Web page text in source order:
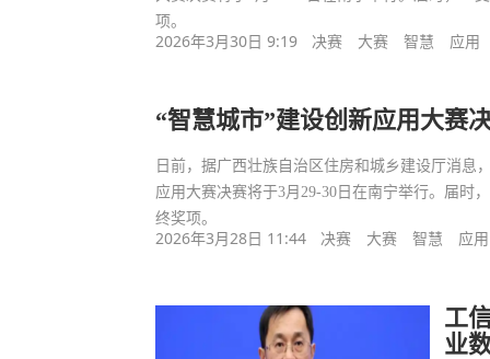
项。
2026年3月30日 9:19 决赛 大赛 智慧 应用
“智慧城市”建设创新应用大赛
日前，据广西壮族自治区住房和城乡建设厅消息
应用大赛决赛将于3月29-30日在南宁举行。届时
终奖项。
2026年3月28日 11:44 决赛 大赛 智慧 应用
工
业